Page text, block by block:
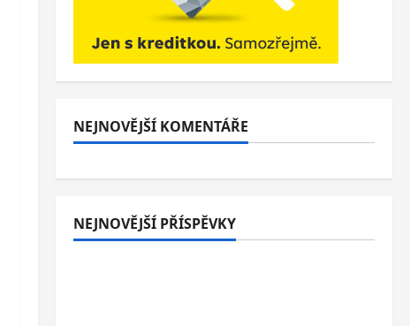
NEJNOVĚJŠÍ KOMENTÁŘE
NEJNOVĚJŠÍ PŘÍSPĚVKY